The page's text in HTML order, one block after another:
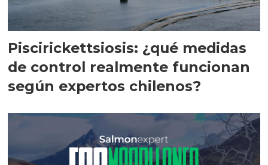
Piscirickettsiosis: ¿qué medidas
de control realmente funcionan
según expertos chilenos?